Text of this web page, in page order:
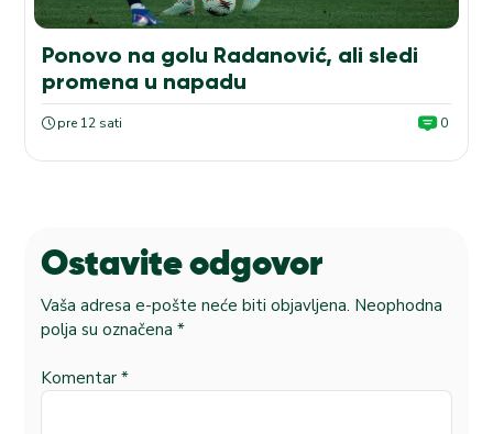
Ponovo na golu Radanović, ali sledi
promena u napadu
pre 12 sati 0
Ostavite odgovor
Vaša adresa e-pošte neće biti objavljena. Neophodna
polja su označena *
Komentar *